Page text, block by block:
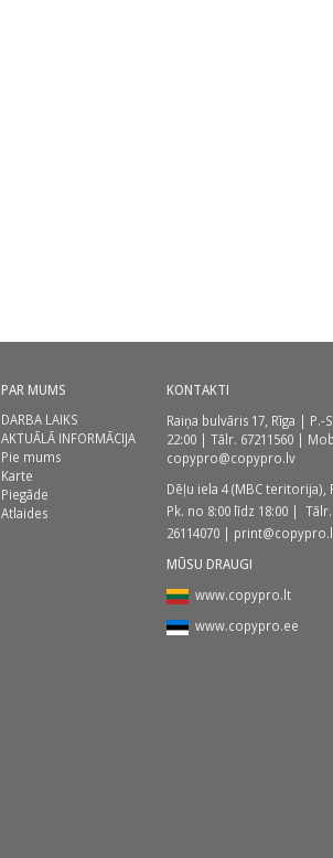
PAR MUMS
DARBA LAIKS
AKTUĀLĀ INFORMĀCIJA
Pie mums
Karte
Piegāde
Atlaides
KONTAKTI
Raiņa bulvāris 17, Rīga | P.-
22:00 | Tālr. 67211560 |
copypro@copypro.lv
Dēļu iela 4 (MBC teritorija),
Pk. no 8:00 līdz 18:00 | Tālr.
26114070 |
MŪSU DRAUGI
www.copypro.lt
www.copypro.ee